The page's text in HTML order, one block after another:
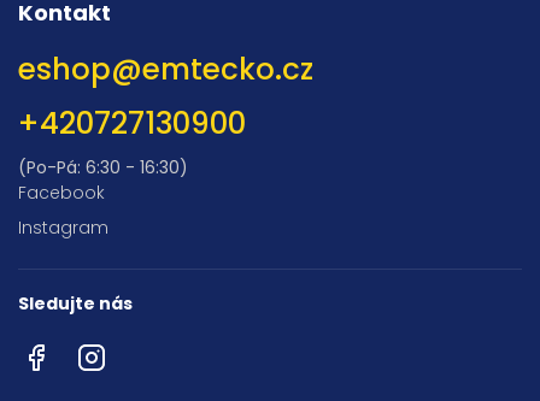
Kontakt
eshop@emtecko.cz
+420727130900
(Po-Pá: 6:30 - 16:30)
Facebook
Instagram
Sledujte nás
FacebookInstagram